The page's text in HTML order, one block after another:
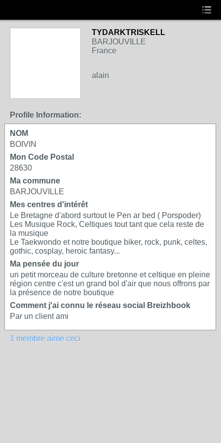
TYDARKTRISKELL
BARJOUVILLE
France
alain
Profile Information:
NOM
BOIVIN
Mon Code Postal
28630
Ma commune
BARJOUVILLE
Mes centres d'intérêt
Le Bretagne d'abord surtout le Pen ar bed ( Porspoder)
Les Musique Rock, Celtiques tout tant que cela reste de
la musique
Le Taekwondo et notre boutique biker, rock, punk, celtes,
gothic, cosplay, heroic fantasy...
Ma pensée du jour
un petit morceau de culture bretonne et celtique en pleine
région centre c'est un grand bol d'air que nous offrons par
la présence de notre boutique
Comment j'ai connu le réseau social Breizhbook
Par un client ami
1 membre aime ceci